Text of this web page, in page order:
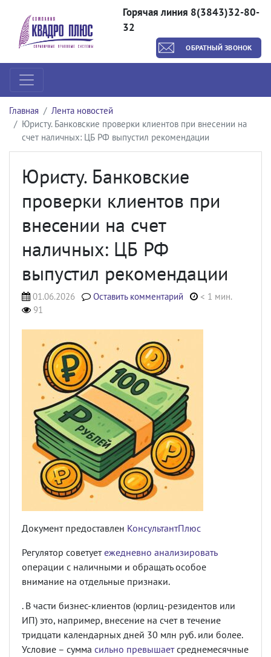
Горячая линия 8(3843)32-80-
32
ОБРАТНЫЙ ЗВОНОК
Главная
Лента новостей
Юристу. Банковские проверки клиентов при внесении на
счет наличных: ЦБ РФ выпустил рекомендации
Юристу. Банковские
проверки клиентов при
внесении на счет
наличных: ЦБ РФ
выпустил рекомендации
01.06.2026 Оставить комментарий
< 1 мин.
91
Документ предоставлен КонсультантПлюс
Регулятор советуетежедневно анализировать
операции с наличными и обращать особое
внимание на отдельные признаки.
. В части бизнес-клиентов (юрлиц-резидентов или
ИП) это, например, внесение на счет в течение
тридцати календарных дней 30 млн руб. или более.
Условие – сумма сильно превышаетсреднемесячные